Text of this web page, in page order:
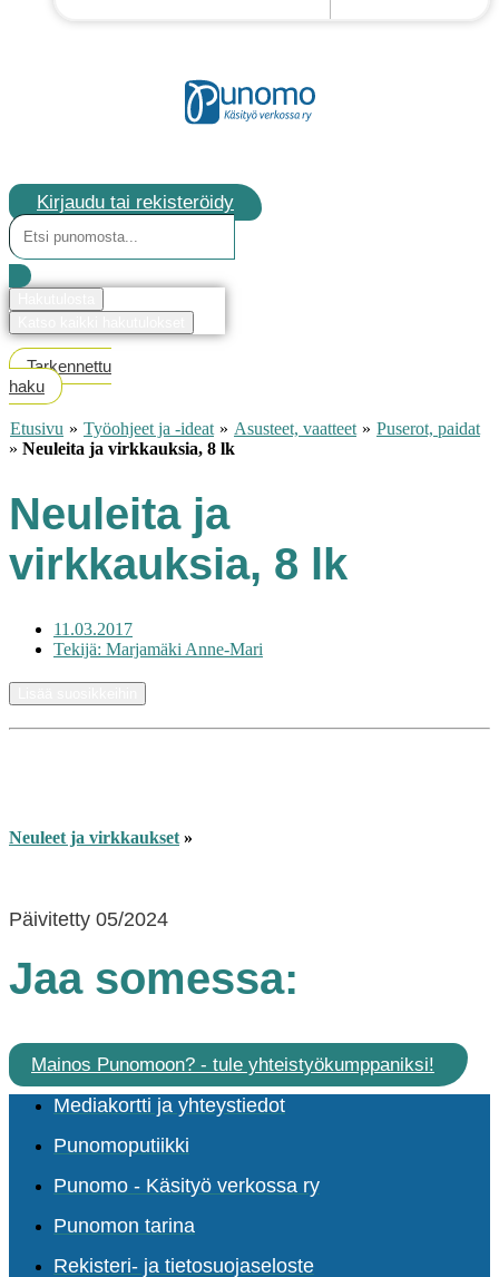
Kirjaudu tai rekisteröidy
Search
...
Tarkennettu
haku
Etusivu » Työohjeet ja -ideat » Asusteet, vaatteet » Puserot, paidat
» Neuleita ja virkkauksia, 8 lk
Neuleita ja
virkkauksia, 8 lk
11.03.2017
Tekijä: Marjamäki Anne-Mari
Neuleet ja virkkaukset »
Päivitetty 05/2024
Jaa somessa:
Mainos Punomoon? - tule yhteistyökumppaniksi!
Mediakortti ja yhteystiedot
Punomoputiikki
Punomo - Käsityö verkossa ry
Punomon tarina
Rekisteri- ja tietosuojaseloste